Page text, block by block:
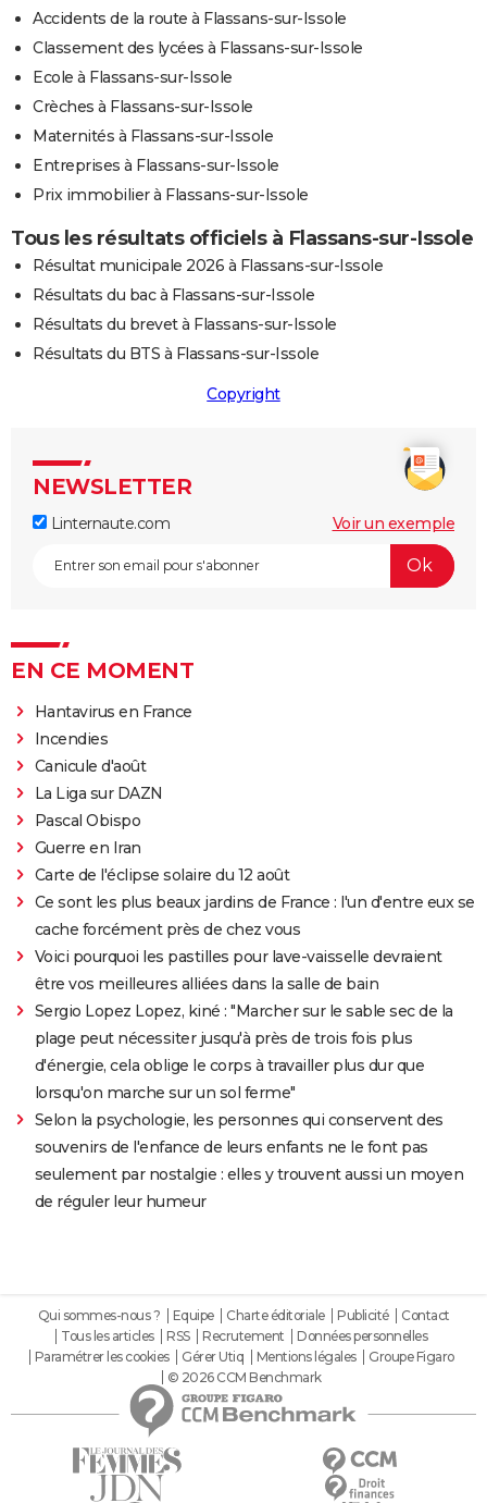
Accidents de la route à Flassans-sur-Issole
Classement des lycées à Flassans-sur-Issole
Ecole à Flassans-sur-Issole
Crèches à Flassans-sur-Issole
Maternités à Flassans-sur-Issole
Entreprises à Flassans-sur-Issole
Prix immobilier à Flassans-sur-Issole
Tous les résultats officiels à Flassans-sur-Issole
Résultat municipale 2026 à Flassans-sur-Issole
Résultats du bac à Flassans-sur-Issole
Résultats du brevet à Flassans-sur-Issole
Résultats du BTS à Flassans-sur-Issole
Copyright
NEWSLETTER
Linternaute.com Voir un exemple
EN CE MOMENT
Hantavirus en France
Incendies
Canicule d'août
La Liga sur DAZN
Pascal Obispo
Guerre en Iran
Carte de l'éclipse solaire du 12 août
Ce sont les plus beaux jardins de France : l'un d'entre eux se
cache forcément près de chez vous
Voici pourquoi les pastilles pour lave-vaisselle devraient
être vos meilleures alliées dans la salle de bain
Sergio Lopez Lopez, kiné : "Marcher sur le sable sec de la
plage peut nécessiter jusqu'à près de trois fois plus
d'énergie, cela oblige le corps à travailler plus dur que
lorsqu'on marche sur un sol ferme"
Selon la psychologie, les personnes qui conservent des
souvenirs de l'enfance de leurs enfants ne le font pas
seulement par nostalgie : elles y trouvent aussi un moyen
de réguler leur humeur
Qui sommes-nous ? Equipe Charte éditoriale Publicité
Contact
Tous les articles
RSS Recrutement
Données personnelles
Paramétrer les cookies
Gérer Utiq Mentions légales
Groupe Figaro
© 2026 CCM Benchmark